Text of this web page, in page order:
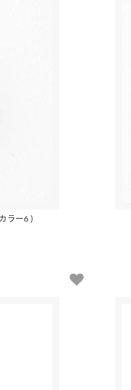
ラー6 )